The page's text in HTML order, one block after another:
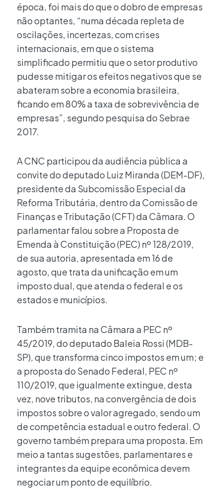
época, foi mais do que o dobro de empresas
não optantes, “numa década repleta de
oscilações, incertezas, com crises
internacionais, em que o sistema
simplificado permitiu que o setor produtivo
pudesse mitigar os efeitos negativos que se
abateram sobre a economia brasileira,
ficando em 80% a taxa de sobrevivência de
empresas”, segundo pesquisa do Sebrae
2017.
A CNC participou da audiência pública a
convite do deputado Luiz Miranda (DEM-DF),
presidente da Subcomissão Especial da
Reforma Tributária, dentro da Comissão de
Finanças e Tributação (CFT) da Câmara. O
parlamentar falou sobre a Proposta de
Emenda à Constituição (PEC) nº 128/2019,
de sua autoria, apresentada em 16 de
agosto, que trata da unificação em um
imposto dual, que atenda o federal e os
estados e municípios.
Também tramita na Câmara a PEC nº
45/2019, do deputado Baleia Rossi (MDB-
SP), que transforma cinco impostos em um; e
a proposta do Senado Federal, PEC nº
110/2019, que igualmente extingue, desta
vez, nove tributos, na convergência de dois
impostos sobre o valor agregado, sendo um
de competência estadual e outro federal. O
governo também prepara uma proposta. Em
meio a tantas sugestões, parlamentares e
integrantes da equipe econômica devem
negociar um ponto de equilíbrio.